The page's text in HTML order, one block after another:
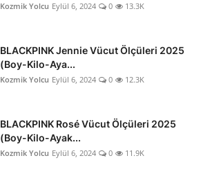
Kozmik Yolcu Eylül 6, 2024 0 13.3K
BLACKPINK Jennie Vücut Ölçüleri 2025
(Boy-Kilo-Aya...
Kozmik Yolcu Eylül 6, 2024 0 12.3K
BLACKPINK Rosé Vücut Ölçüleri 2025
(Boy-Kilo-Ayak...
Kozmik Yolcu Eylül 6, 2024 0 11.9K